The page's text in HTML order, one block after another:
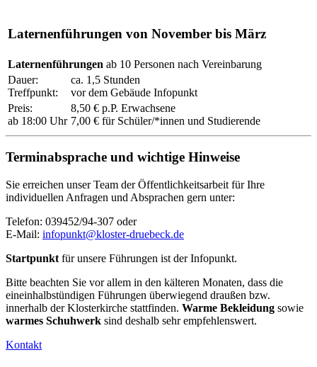
Laternenführungen von November bis März
Laternenführungen ab 10 Personen nach Vereinbarung
Dauer:
Treffpunkt:
ca. 1,5 Stunden
vor dem Gebäude Infopunkt
Preis:
ab 18:00 Uhr
8,50 € p.P. Erwachsene
7,00 € für Schüler/*innen und Studierende
Terminabsprache und wichtige Hinweise
Sie erreichen unser Team der Öffentlichkeitsarbeit für Ihre
individuellen Anfragen und Absprachen gern unter:
Telefon: 039452/94-307 oder
E-Mail: infopunkt@kloster-druebeck.de
Startpunkt für unsere Führungen ist der Infopunkt.
Bitte beachten Sie vor allem in den kälteren Monaten, dass die
eineinhalbstündigen Führungen überwiegend draußen bzw.
innerhalb der Klosterkirche stattfinden. Warme Bekleidung sowie
warmes Schuhwerk sind deshalb sehr empfehlenswert.
Kontakt